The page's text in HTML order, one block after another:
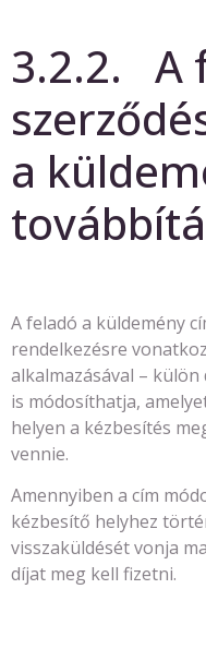
3.2.2. A
a
A feladó a küldemény
rendelkezésre
alkalmazásával –
is módosíthatja,
helyen a kézbesítés
vennie.
Amennyiben a cím
kézbesítő helyhez
visszaküldését vonja
díjat meg kell fizetni.